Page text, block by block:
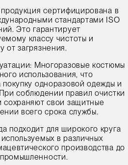
сертифицирована в
стандартами ISO
Это гарантирует
классу чистоты и
от загрязнения.
Многоразовые костюмы
использования, что
одноразовой одежды и
соблюдении правил очистки
сохраняют свои защитные
всего срока службы.
подходит для широкого круга
в различных
производства до